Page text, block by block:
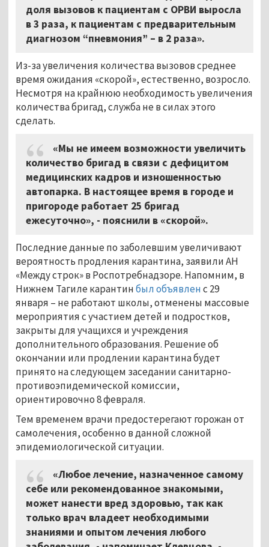
доля вызовов к пациентам с ОРВИ выросла
в 3 раза, к пациентам с предварительным
диагнозом “пневмония” – в 2 раза».
Из-за увеличения количества вызовов среднее
время ожидания «скорой», естественно, возросло.
Несмотря на крайнюю необходимость увеличения
количества бригад, служба не в силах этого
сделать.
«Мы не имеем возможности увеличить
количество бригад в связи с дефицитом
медицинских кадров и изношенностью
автопарка. В настоящее время в городе и
пригороде работает 25 бригад
ежесуточно», - пояснили в «скорой».
Последние данные по заболевшим увеличивают
вероятность продления карантина, заявили АН
«Между строк» в Роспотребнадзоре. Напомним, в
Нижнем Тагиле карантинбыл объявленс 29
января – не работают школы, отменены массовые
мероприятия с участием детей и подростков,
закрыты для учащихся и учреждения
дополнительного образования. Решение об
окончании или продлении карантина будет
принято на следующем заседании санитарно-
противоэпидемической комиссии,
ориентировочно 8 февраля.
Тем временем врачи предостерегают горожан от
самолечения, особенно в данной сложной
эпидемиологической ситуации.
«Любое лечение, назначенное самому
себе или рекомендованное знакомыми,
может нанести вред здоровью, так как
только врач владеет необходимыми
знаниями и опытом лечения любого